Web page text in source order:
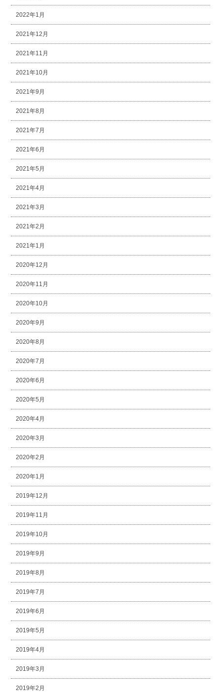
2022年1月
2021年12月
2021年11月
2021年10月
2021年9月
2021年8月
2021年7月
2021年6月
2021年5月
2021年4月
2021年3月
2021年2月
2021年1月
2020年12月
2020年11月
2020年10月
2020年9月
2020年8月
2020年7月
2020年6月
2020年5月
2020年4月
2020年3月
2020年2月
2020年1月
2019年12月
2019年11月
2019年10月
2019年9月
2019年8月
2019年7月
2019年6月
2019年5月
2019年4月
2019年3月
2019年2月